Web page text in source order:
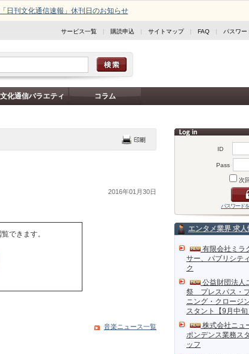
日刊文化通信速報」休刊日のお知らせ
サービス一覧 | 購読申込 | サイトマップ| FAQ | パスワー
文化通信バラエティ コラム
ID
Pass
次
パスワード
エンタメ業界 求
有限会社ミラ
サー、パブリシテ
ク
公益財団法人
祭 プレスパス・
ニング・クロージ
スタント【9月中旬
株式会社ニュ
ポンデンス業務ス
ッフ
2016年01月30日
できます。
音楽ニュース一覧